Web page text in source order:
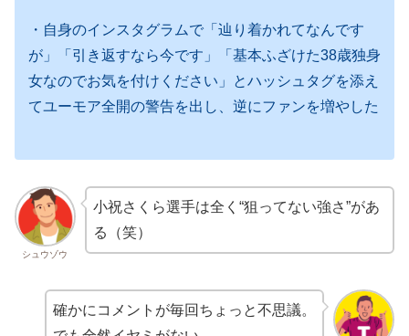
・自身のインスタグラムで「辿り着かれてなんです
が」「引き返すなら今です」「基本ふざけた38歳独身
女なのでお気を付けください」とハッシュタグを添え
てユーモア全開の警告を出し、逆にファンを増やした
シュウゾウ
小祝さくら選手は全く“狙ってない強さ”があ
る（笑）
確かにコメントが毎回ちょっと不思議。